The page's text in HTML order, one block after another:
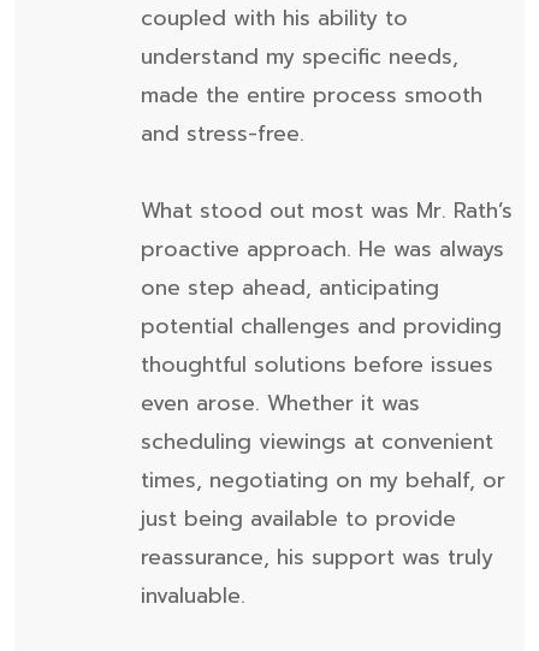
coupled with his ability to
understand my specific needs,
made the entire process smooth
and stress-free.
What stood out most was Mr. Rath’s
proactive approach. He was always
one step ahead, anticipating
potential challenges and providing
thoughtful solutions before issues
even arose. Whether it was
scheduling viewings at convenient
times, negotiating on my behalf, or
just being available to provide
reassurance, his support was truly
invaluable.